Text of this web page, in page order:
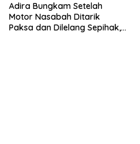
Adira Bungkam Setelah
Motor Nasabah Ditarik
Paksa dan Dilelang Sepihak,